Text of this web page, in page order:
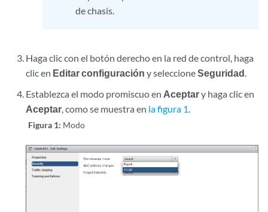
de chasis.
Haga clic con el botón derecho en la red de control, haga
clic en Editar configuración y seleccioneSeguridad.
Establezca el modo promiscuo en Aceptary haga clic en
Aceptar, como se muestra en la figura 1.
Figura 1: Modo